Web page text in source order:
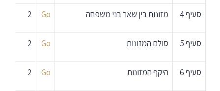
סעיף 4 מזונות בין שאר בני משפחה Go
2
סעיף 5 סולם המזונות Go
2
סעיף 6 היקף המזונות Go
2